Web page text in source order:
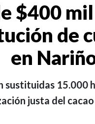
$400
de
en
sustituidas 15.000
justa del